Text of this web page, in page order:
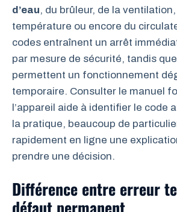
d’eau, du brûleur, de la
température ou encore du
codes entraînent un arrêt
par mesure de sécurité, tandis
permettent un fonctionnement
temporaire. Consulter le manuel
l’appareil aide à identifier le code
la pratique, beaucoup de
rapidement en ligne une
prendre une décision.
Différence entre erreur